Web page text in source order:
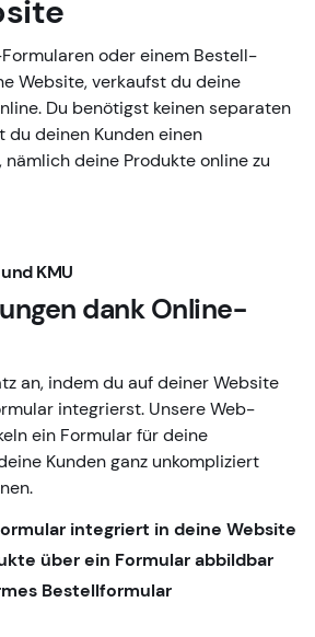
oder einem Bestell-
Website, verkaufst du deine
Du benötigst keinen separaten
du deinen Kunden einen
deine Produkte online zu
KMU
dank Online-
an, indem du auf deiner Website
integrierst. Unsere Web-
ein Formular für deine
Kunden ganz unkompliziert
integriert in deine Website
über ein Formular abbildbar
Bestellformular